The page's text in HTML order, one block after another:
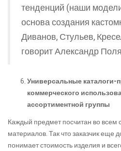
тенденций (наши
основа создания
Диванов, Стульев,
говорит Александр
Универсальные
коммерческого
ассортиментной группы
Каждый предмет посчитан во всем
материалов. Так что заказчик еще
понимает стоимость изделия и